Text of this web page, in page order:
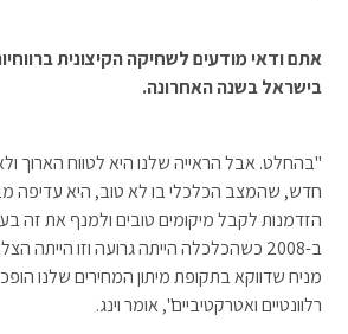
אתם ודאי מודעים לשחיקה הקיצונית
בישראל בשנה האחרונה.
"בהחלט. אבל הראייה שלנו היא לטווח הארוך
חדש, שהמצב הכלכלי בו לא טוב, היא עדיפה
הזדמנות לקבל מיקומים טובים ולמנף את זה
ב-2008 כשהכלכלה הייתה גרועה וזו הייתה
מניח שדווקא בתקופת מיתון המחירים שלנו
רלוונטיים ואטרקטיביים", אומר וינג.